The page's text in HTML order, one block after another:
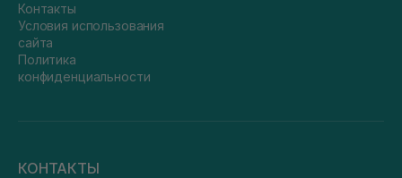
Контакты
Условия использования
сайта
Политика
конфиденциальности
КОНТАКТЫ